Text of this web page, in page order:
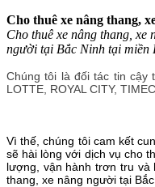
Cho thuê xe nâng thang,
Cho thuê xe nâng thang,
người tại Bắc Ninh tại miền
Chúng tôi là đối tác tin cậy
LOTTE, ROYAL CITY,
Vì thế, chúng tôi cam kết
sẽ hài lòng với dịch vụ cho
lượng, vận hành trơn tru
thang, xe nâng người tại Bắc